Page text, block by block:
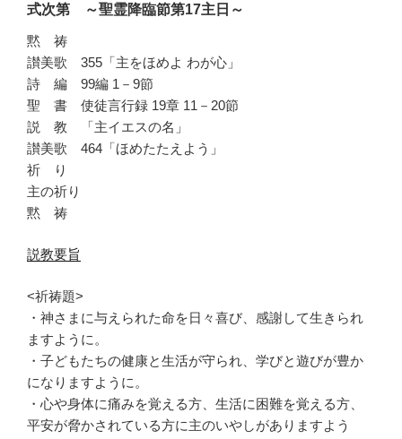
式次第 ～聖霊降臨節第17主日～
黙 祷
讃美歌 355「主をほめよ わが心」
詩 編 99編 1－9節
聖 書 使徒言行録 19章 11－20節
説 教 「主イエスの名」
讃美歌 464「ほめたたえよう」
祈 り
主の祈り
黙 祷
説教要旨
<祈祷題>
・神さまに与えられた命を日々喜び、感謝して生きられ
ますように。
・子どもたちの健康と生活が守られ、学びと遊びが豊か
になりますように。
・心や身体に痛みを覚える方、生活に困難を覚える方、
平安が脅かされている方に主のいやしがありますよう